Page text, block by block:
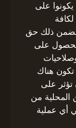
على
لكافة
يتضمن ذلك حق
على
تكون هناك
تؤثر على
المحلية من
أي عملية